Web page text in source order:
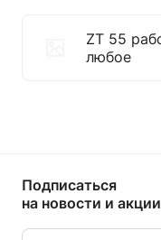
ZT 55
любое
Подписаться
на новости и акции